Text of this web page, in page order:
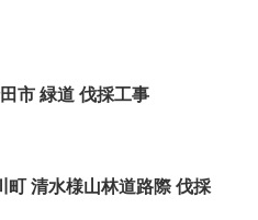
市 緑道 伐採工事
町 清水様山林道路際 伐採